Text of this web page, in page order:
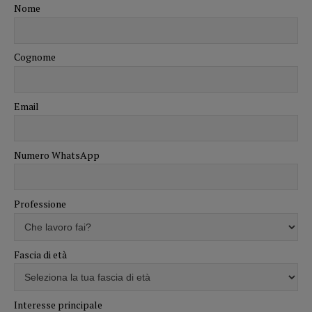
Nome
Cognome
Email
Numero WhatsApp
Professione
Fascia di età
Interesse principale